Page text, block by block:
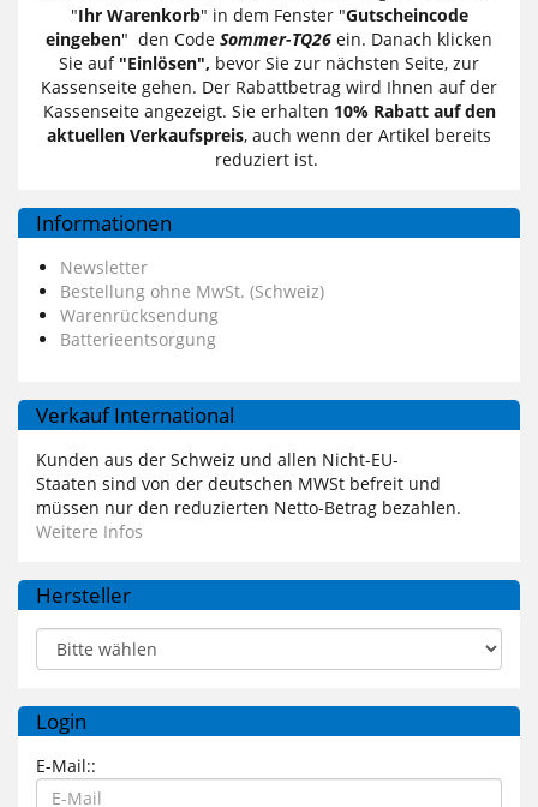
"Ihr Warenkorb" in dem Fenster "Gutscheincode
eingeben" den Code Sommer-TQ26 ein. Danach klicken
Sie auf "Einlösen", bevor Sie zur nächsten Seite, zur
Kassenseite gehen. Der Rabattbetrag wird Ihnen auf der
Kassenseite angezeigt. Sie erhalten 10% Rabatt auf den
aktuellen Verkaufspreis, auch wenn der Artikel bereits
reduziert ist.
Informationen
Newsletter
Bestellung ohne MwSt. (Schweiz)
Warenrücksendung
Batterieentsorgung
Verkauf International
Kunden aus der Schweiz und allen Nicht-EU-
Staaten sind von der deutschen MWSt befreit und
müssen nur den reduzierten Netto-Betrag bezahlen.
Weitere Infos
Hersteller
Login
E-Mail::